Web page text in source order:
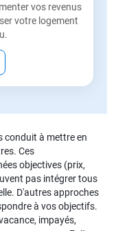
vos revenus
votre logement
conduit à mettre en
Ces
objectives (prix,
pas intégrer tous
D'autres approches
à vos objectifs.
impayés,